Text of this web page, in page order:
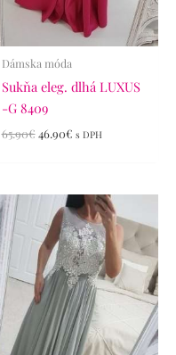
Dámska móda
Sukňa eleg. dlhá LUXUS
-G 8409
65.90€ 46.90€ s DPH